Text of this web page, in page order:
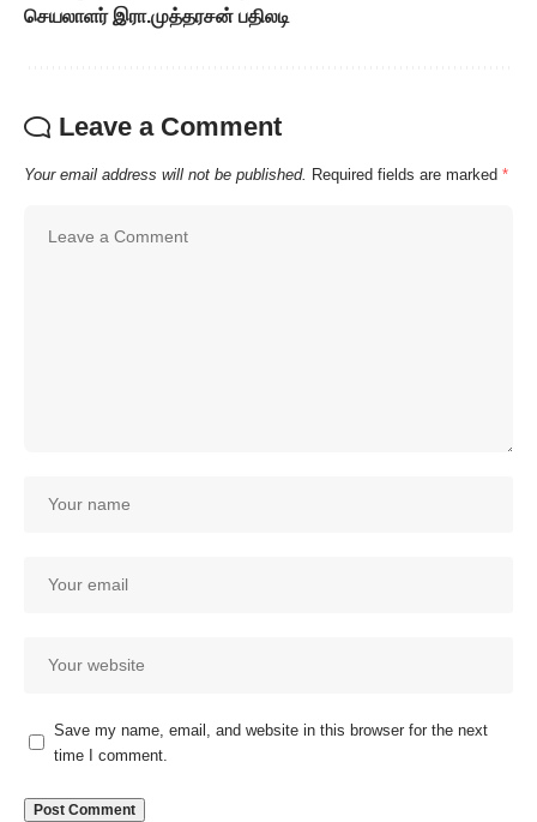
செயலாளர் இரா.முத்தரசன் பதிலடி
Leave a Comment
Your email address will not be published. Required fields are marked *
Save my name, email, and website in this browser for the next
time I comment.